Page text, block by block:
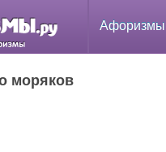
Афоризмы
моряков